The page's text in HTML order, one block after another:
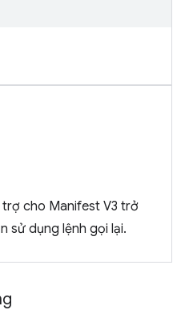
cho Manifest V3 trở
sử dụng lệnh gọi lại.